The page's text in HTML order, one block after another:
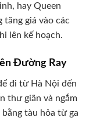
hay Queen
tăng giá vào các
lên kế hoạch.
Đường Ray
đi từ Hà Nội đến
thư giãn và ngắm
tàu hỏa từ ga